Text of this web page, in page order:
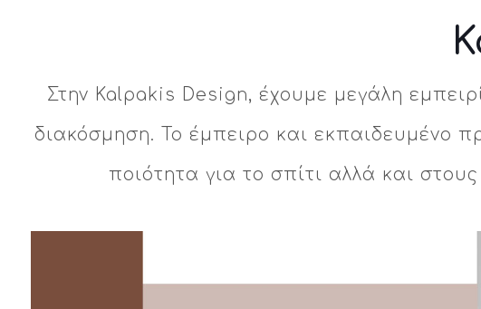
Στην Kalpakis Design, έχουμε μεγάλη
διακόσμηση. Το έμπειρο και εκπαιδευμένο
ποιότητα για το σπίτι αλλά και